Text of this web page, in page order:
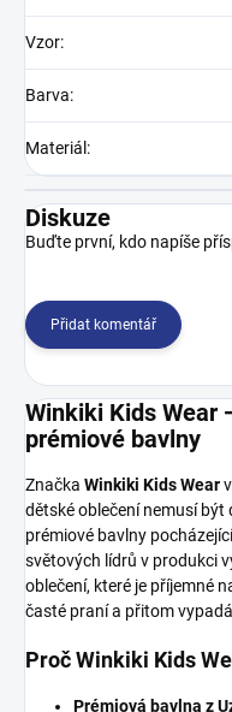
Vzor:
Barva:
Materiál :
Diskuze
Buďte první, kdo napíše
Přidat komentář
Winkiki Kids Wear
prémiové bavlny
Značka Winkiki Kids Wear
dětské oblečení nemusí
prémiové bavlny
světových lídrů v produkci
oblečení, které je příjemné
časté praní a přitom
Proč Winkiki Kids
Prémiová bavlna z